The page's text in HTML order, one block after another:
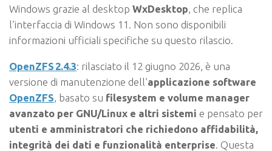
Windows grazie al desktop WxDesktop, che replica
l’interfaccia di Windows 11. Non sono disponibili
informazioni ufficiali specifiche su questo rilascio.
OpenZFS 2.4.3: rilasciato il 12 giugno 2026, è una
versione di manutenzione dell’applicazione software
OpenZFS, basato su filesystem e volume manager
avanzato per GNU/Linux e altri sistemi e pensato per
utenti e amministratori che richiedono affidabilità,
integrità dei dati e funzionalità enterprise. Questa